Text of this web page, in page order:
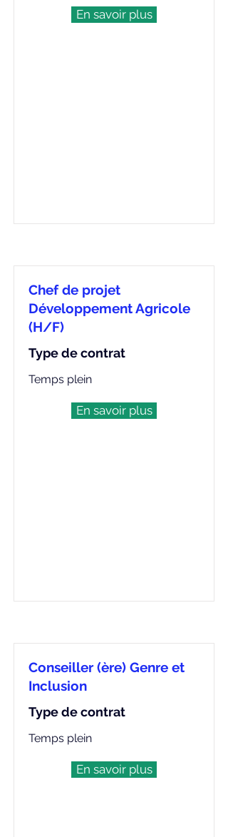
En savoir plus
Chef de projet
Développement Agricole
(H/F)
Type de contrat
Temps plein
En savoir plus
Conseiller (ère) Genre et
Inclusion
Type de contrat
Temps plein
En savoir plus